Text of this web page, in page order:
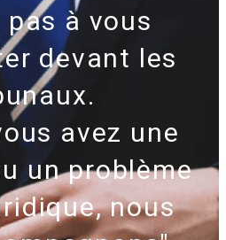
pas à vous
devant les
avez une
un problème
nous